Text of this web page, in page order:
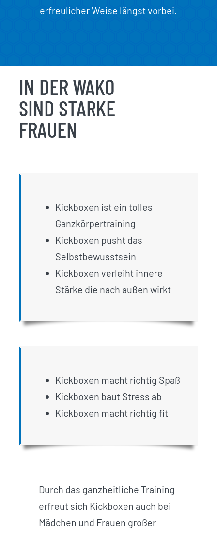
erfreulicher Weise längst vorbei.
IN DER WAKO
SIND STARKE
FRAUEN
Kickboxen ist ein tolles
Ganzkörpertraining
Kickboxen pusht das
Selbstbewusstsein
Kickboxen verleiht innere
Stärke die nach außen wirkt
Kickboxen macht richtig Spaß
Kickboxen baut Stress ab
Kickboxen macht richtig fit
Durch das ganzheitliche Training
erfreut sich Kickboxen auch bei
Mädchen und Frauen großer